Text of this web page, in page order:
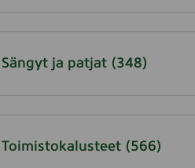
Sängyt ja patjat (348)
Toimistokalusteet (566)